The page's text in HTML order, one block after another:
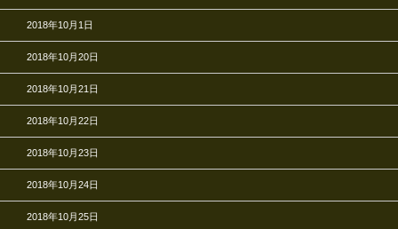
2018年10月1日
2018年10月20日
2018年10月21日
2018年10月22日
2018年10月23日
2018年10月24日
2018年10月25日